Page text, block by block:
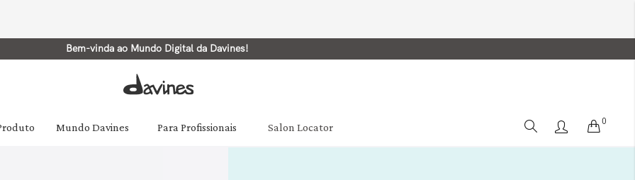
Bem-vinda ao Mundo Digital da Davines!
Mundo Davines Para Profissionais Salon Locator Cart
0